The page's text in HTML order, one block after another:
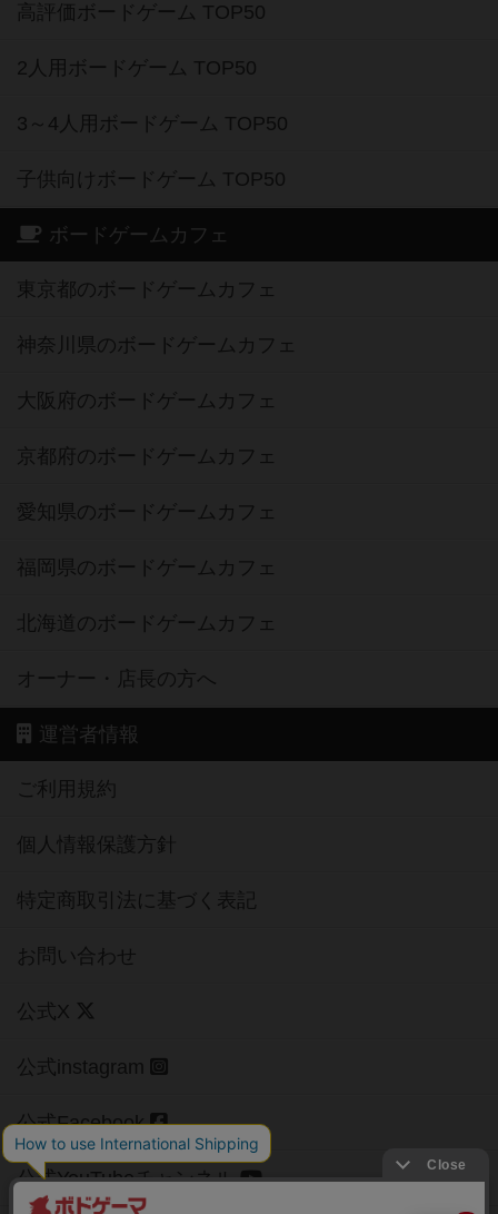
高評価ボードゲーム TOP50
2人用ボードゲーム TOP50
3～4人用ボードゲーム TOP50
子供向けボードゲーム TOP50
ボードゲームカフェ
東京都のボードゲームカフェ
神奈川県のボードゲームカフェ
大阪府のボードゲームカフェ
京都府のボードゲームカフェ
愛知県のボードゲームカフェ
福岡県のボードゲームカフェ
北海道のボードゲームカフェ
オーナー・店長の方へ
運営者情報
ご利用規約
個人情報保護方針
特定商取引法に基づく表記
お問い合わせ
公式X
公式instagram
公式Facebook
公式YouTubeチャンネル